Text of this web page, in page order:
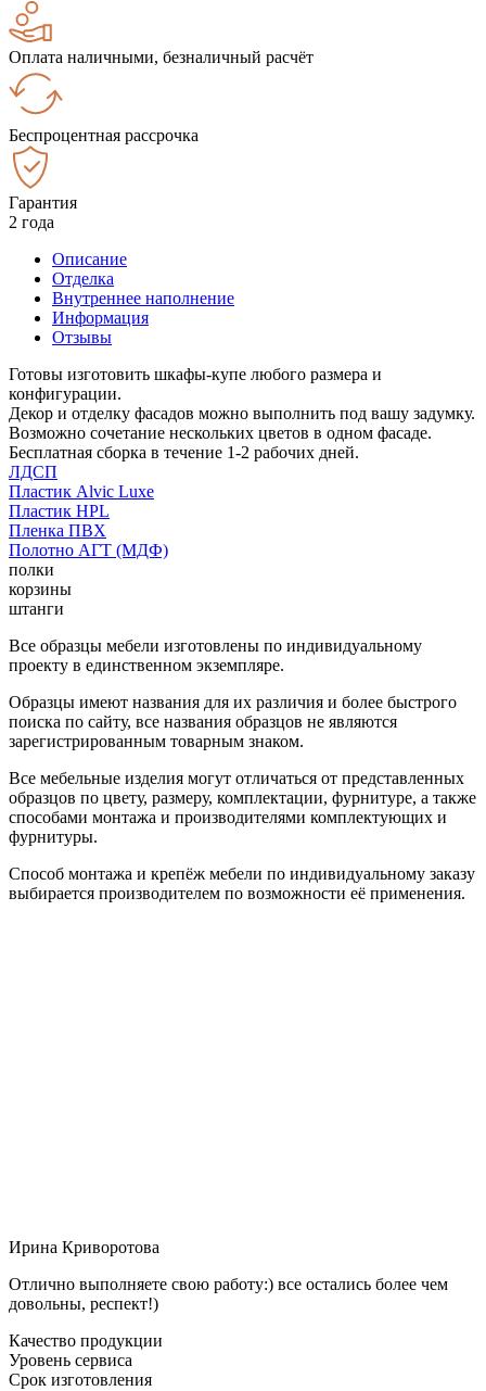
Оплата наличными, безналичный расчёт
Беспроцентная рассрочка
Гарантия
2 года
Описание
Отделка
Внутреннее наполнение
Информация
Отзывы
Готовы изготовить шкафы-купе любого размера и
конфигурации.
Декор и отделку фасадов можно выполнить под вашу задумку.
Возможно сочетание нескольких цветов в одном фасаде.
Бесплатная сборка в течение 1-2 рабочих дней.
ЛДСП
Пластик Alvic Luxe
Пластик HPL
Пленка ПВХ
Полотно АГТ (МДФ)
полки
корзины
штанги
Все образцы мебели изготовлены по индивидуальному
проекту в единственном экземпляре.
Образцы имеют названия для их различия и более быстрого
поиска по сайту, все названия образцов не являются
зарегистрированным товарным знаком.
Все мебельные изделия могут отличаться от представленных
образцов по цвету, размеру, комплектации, фурнитуре, а также
способами монтажа и производителями комплектующих и
фурнитуры.
Способ монтажа и крепёж мебели по индивидуальному заказу
выбирается производителем по возможности её применения.
Ирина Криворотова
Отлично выполняете свою работу:) все остались более чем
довольны, респект!)
Качество продукции
Уровень сервиса
Срок изготовления